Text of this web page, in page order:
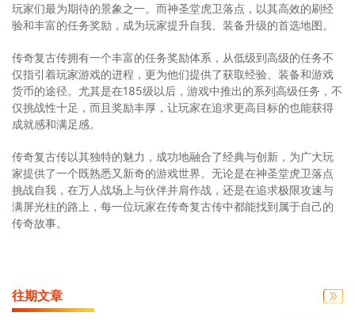
玩家们最为期待的景象之一。而神圣堂虎卫落点，以其高效的刷经
验和丰富的任务奖励，成为玩家提升自我、装备升级的首选地图。
传奇复古传拥有一个丰富的任务奖励体系，从低级到高级的任务不
仅指引着玩家游戏的进程，更为他们提供了获取经验、装备和游戏
货币的途径。尤其是在185级以后，游戏中推出的系列高级任务，不
仅挑战性十足，而且奖励丰厚，让玩家在追求更高目标的也能获得
成就感和满足感。
传奇复古传以其独特的魅力，成功地融合了经典与创新，为广大玩
家提供了一个既熟悉又新奇的游戏世界。无论是在神圣堂虎卫落点
挑战自我，在万人战场上与伙伴并肩作战，还是在追求极限攻速与
满屏光柱的路上，每一位玩家在传奇复古传中都能找到属于自己的
传奇故事。
往期文章